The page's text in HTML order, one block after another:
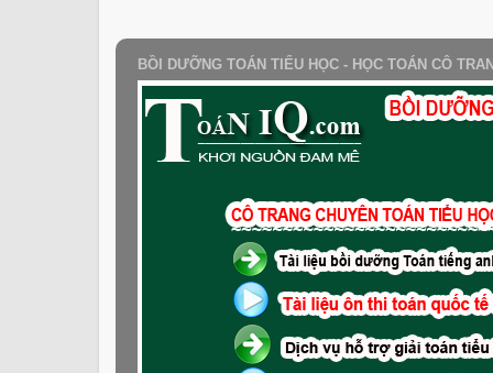
BỒI DƯỠNG TOÁN TIỂU HỌC - HỌC TOÁN CÔ